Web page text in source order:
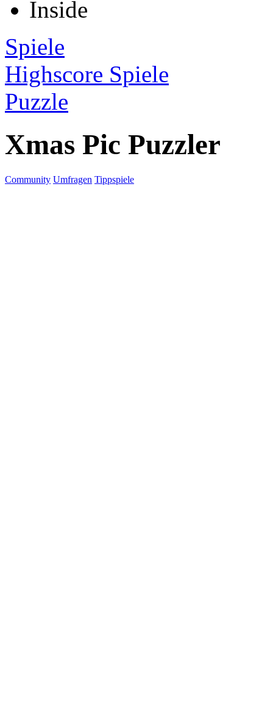
Inside
Spiele
Highscore Spiele
Puzzle
Xmas Pic Puzzler
Community Umfragen Tippspiele